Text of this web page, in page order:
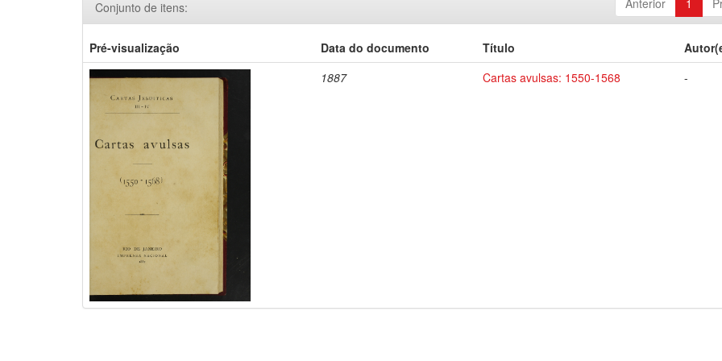
Anterior 1
Conjunto de itens:
Pré-visualização Data do documento Título
1887
Cartas avulsas: 1550-1568 -